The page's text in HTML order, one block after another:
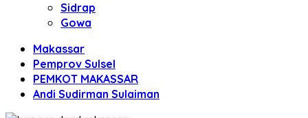
Sidrap
Gowa
Makassar
Pemprov Sulsel
PEMKOT MAKASSAR
Andi Sudirman Sulaiman